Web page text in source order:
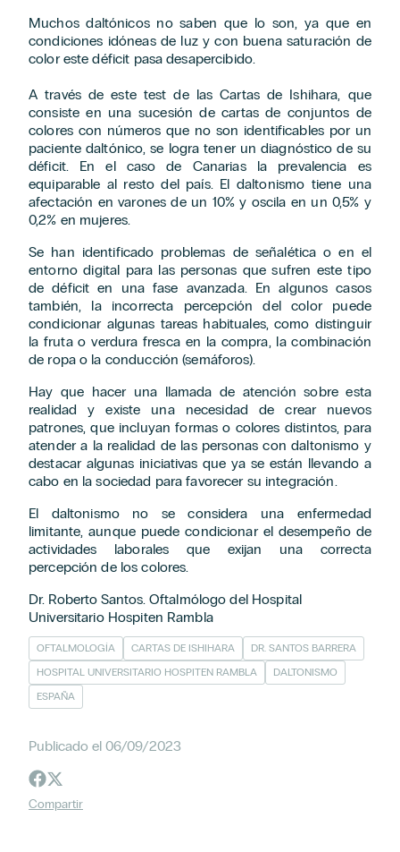
Publicado el 06/09/2023
Compartir
Muchos daltónicos no saben que lo son, ya que en
condiciones idóneas de luz y con buena saturación de
color este déficit pasa desapercibido.
A través de este test de las Cartas de Ishihara, que
consiste en una sucesión de cartas de conjuntos de
colores con números que no son identificables por un
paciente daltónico, se logra tener un diagnóstico de su
déficit. En el caso de Canarias la prevalencia es
equiparable al resto del país. El daltonismo tiene una
afectación en varones de un 10% y oscila en un 0,5% y
0,2% en mujeres.
Se han identificado problemas de señalética o en el
entorno digital para las personas que sufren este tipo
de déficit en una fase avanzada. En algunos casos
también, la incorrecta percepción del color puede
condicionar algunas tareas habituales, como distinguir
la fruta o verdura fresca en la compra, la combinación
de ropa o la conducción (semáforos).
Hay que hacer una llamada de atención sobre esta
realidad y existe una necesidad de crear nuevos
patrones, que incluyan formas o colores distintos, para
atender a la realidad de las personas con daltonismo y
destacar algunas iniciativas que ya se están llevando a
cabo en la sociedad para favorecer su integración.
El daltonismo no se considera una enfermedad
limitante, aunque puede condicionar el desempeño de
actividades laborales que exijan una correcta
percepción de los colores.
Dr. Roberto Santos. Oftalmólogo del Hospital
Universitario Hospiten Rambla
OFTALMOLOGÍA CARTAS DE ISHIHARA
DR. SANTOS BARRERA
HOSPITAL UNIVERSITARIO HOSPITEN RAMBLA
DALTONISMO
ESPAÑA